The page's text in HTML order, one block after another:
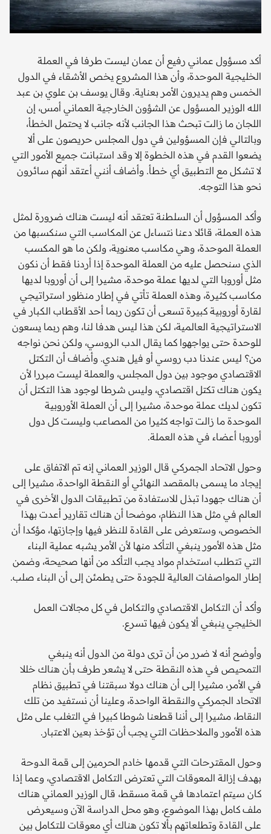
أكد مسؤول عماني رفيع أن عمان ليست طرفا في العملة
الخليجية الموحدة، وأن هذا المشروع يخص الأشقاء في الدول
الخمس وهم يديرون الأمر بعناية. وقال يوسف بن علوي بن عبد
الله الوزير المسؤول عن الشؤون الخارجية العماني أمس، إن
اللجان ما زالت تبحث هذا الجانب لأنه جانب لا يحتمل الخطأ،
وبالتالي فإن المسؤولين في دول المجلس حريصون على ألا
يضعوا القدم في هذه الخطوة إلا وقد استبانت جميع الأمور التي
لا تشكل مع التطبيق أي خطأ. وأضاف أنني أعتقد أنهم سائرون
نحو هذا التوجه.
وأكد المسؤول أن السلطنة تعتقد أنه ليست هناك ضرورة لمثل
هذه العملة، قائلا دعنا نتساءل عن المكاسب التي سنكسبها من
العملة الموحدة، وهي مكاسب معنوية، ولكن ما هو المكسب
الذي سنحصل عليه من العملة الموحدة إذا أردنا فقط أن نكون
مثل أوروبا التي لديها عملة موحدة، مشيرا إلى أن أوروبا لديها
مكاسب كثيرة، وهذه العملة تأتي في إطار منظور استراتيجي
لقارة أوروبية كبيرة تسعى أن تكون ربما أحد الأقطاب الكبار في
الاستراتيجية العالمية، لكن هذا ليس هدفا لنا، وهم ربما يسعون
للوحدة حتى يواجهوا كما يقال الدب الروسي، ولكن نحن نواجه
من؟ ليس عندنا دب روسي أو فيل هندي. وأضاف أن التكتل
الاقتصادي موجود بين دول المجلس، والعملة ليست مبررا لأن
يكون هناك تكتل اقتصادي، وليس شرطا لوجود هذا التكتل أن
تكون لديك عملة موحدة، مشيرا إلى أن العملة الأوروبية
الموحدة ما زالت تواجه كثيرا من المصاعب وليست كل دول
أوروبا أعضاء في هذه العملة.
وحول الاتحاد الجمركي قال الوزير العماني إنه تم الاتفاق على
إيجاد ما يسمى بالمقصد النهائي أو النقطة الواحدة، مشيرا إلى
أن هناك جهودا تبذل للاستفادة من تطبيقات الدول الأخرى في
العالم في مثل هذا النظام، موضحا أن هناك تقارير أعدت بهذا
الخصوص، وستعرض على القادة للنظر فيها وإجازتها، مؤكدا أن
مثل هذه الأمور ينبغي التأكد منها لأن الأمر يشبه عملية البناء
التي تتطلب استخدام مواد يجب التأكد من أنها صحيحة، وضمن
إطار المواصفات العالية للجودة حتى يطمئن إلى أن البناء صلب.
وأكد أن التكامل الاقتصادي والتكامل في كل مجالات العمل
الخليجي ينبغي ألا يكون فيها تسرع.
وأوضح أنه لا ضرر من أن ترى دولة من الدول أنه ينبغي
التمحيص في هذه النقطة حتى لا يشعر طرف بأن هناك خللا
في الأمر، مشيرا إلى أن هناك دولا سبقتنا في تطبيق نظام
الاتحاد الجمركي والنقطة الواحدة، وعلينا أن نستفيد من تلك
النقاط، مشيرا إلى أننا قطعنا شوطا كبيرا في التغلب على مثل
هذه الأمور والملاحظات التي يجب أن تؤخذ بعين الاعتبار.
وحول المقترحات التي قدمها خادم الحرمين إلى قمة الدوحة
بهدف إزالة المعوقات التي تعترض التكامل الاقتصادي، وعما إذا
كان سيتم اعتمادها في قمة مسقط، قال الوزير العماني هناك
ملف كامل بهذا الموضوع، وهو محل الدراسة الآن وسيعرض
على القادة وتطلعاتهم بألا تكون هناك أي معوقات للتكامل بين